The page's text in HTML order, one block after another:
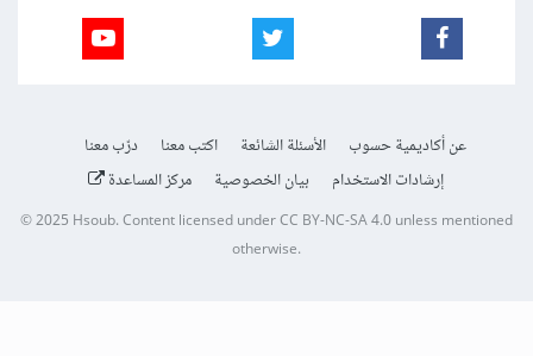
عن أكاديمية حسوب الأسئلة الشائعة اكتب معنا
درّب معنا
إرشادات الاستخدام
بيان الخصوصية مركز المساعدة
© 2025 Hsoub.Content licensed underCC BY-NC-SA 4.0unless mentioned
otherwise.